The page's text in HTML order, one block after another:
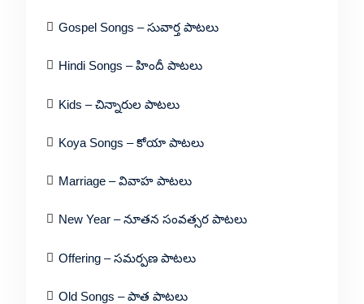
Gospel Songs – సువార్త పాటలు
Hindi Songs – హిందీ పాటలు
Kids – చిన్నారుల పాటలు
Koya Songs – కోయా పాటలు
Marriage – వివాహ పాటలు
New Year – నూతన సంవత్సర పాటలు
Offering – సమర్పణ పాటలు
Old Songs – పాత పాటలు